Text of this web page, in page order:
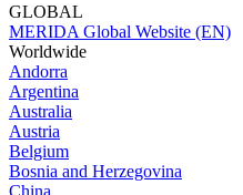
GLOBAL
MERIDA Global Website (EN)
Worldwide
Andorra
Argentina
Australia
Austria
Belgium
Bosnia and Herzegovina
China